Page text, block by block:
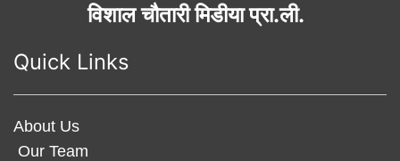
विशाल चौतारी मिडीया प्रा.ली.
Quick Links
About Us
Our Team